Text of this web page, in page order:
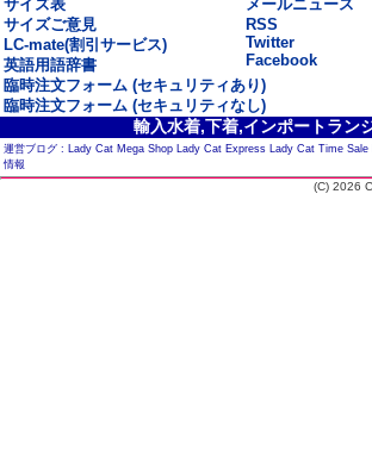
サイズ表
サイズご意見
LC-mate(割引サービス)
英語用語辞書
メールニュース
RSS
Twitter
Facebook
臨時注文フォーム (セキュリティあり)
臨時注文フォーム (セキュリティなし)
輸入水着,下着,インポートラン
運営ブログ : Lady Cat Mega Shop Lady Cat Express Lady Cat Time Sale
情報
(C) 2026